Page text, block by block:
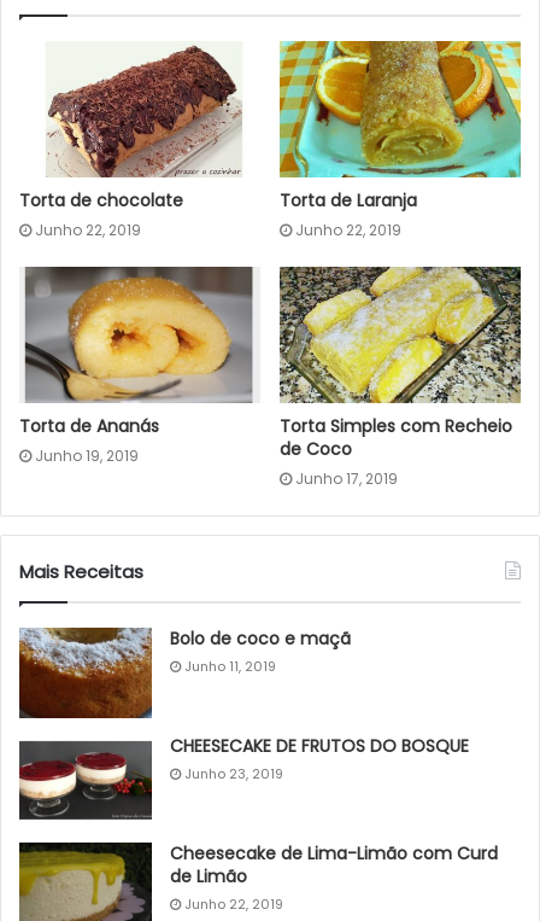
Torta de chocolate
Junho 22, 2019
Torta de Laranja
Junho 22, 2019
Torta de Ananás
Junho 19, 2019
Torta Simples com Recheio
de Coco
Junho 17, 2019
Mais Receitas
Bolo de coco e maçã
Junho 11, 2019
CHEESECAKE DE FRUTOS DO BOSQUE
Junho 23, 2019
Cheesecake de Lima-Limão com Curd
de Limão
Junho 22, 2019